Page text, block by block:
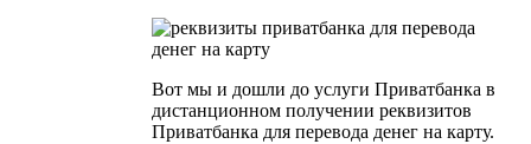
Вот мы и дошли до услуги Приватбанка в
дистанционном получении реквизитов
Приватбанка для перевода денег на карту.